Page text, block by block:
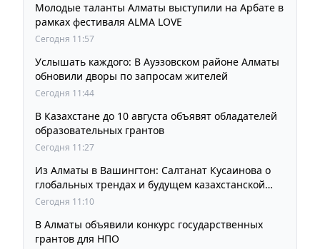
Молодые таланты Алматы выступили на Арбате в
рамках фестиваля ALMA LOVE
Сегодня 11:57
Услышать каждого: В Ауэзовском районе Алматы
обновили дворы по запросам жителей
Сегодня 11:44
В Казахстане до 10 августа объявят обладателей
образовательных грантов
Сегодня 11:27
Из Алматы в Вашингтон: Салтанат Кусаинова о
глобальных трендах и будущем казахстанской
школы
Сегодня 11:10
В Алматы объявили конкурс государственных
грантов для НПО